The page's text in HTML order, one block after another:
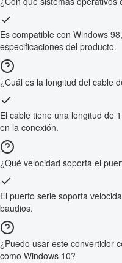
Es compatible con Windows
especificaciones del producto.
¿Cuál es la longitud del cable
El cable tiene una longitud de
en la conexión.
¿Qué velocidad soporta el
El puerto serie soporta
baudios.
¿Puedo usar este convertidor
como Windows 10?